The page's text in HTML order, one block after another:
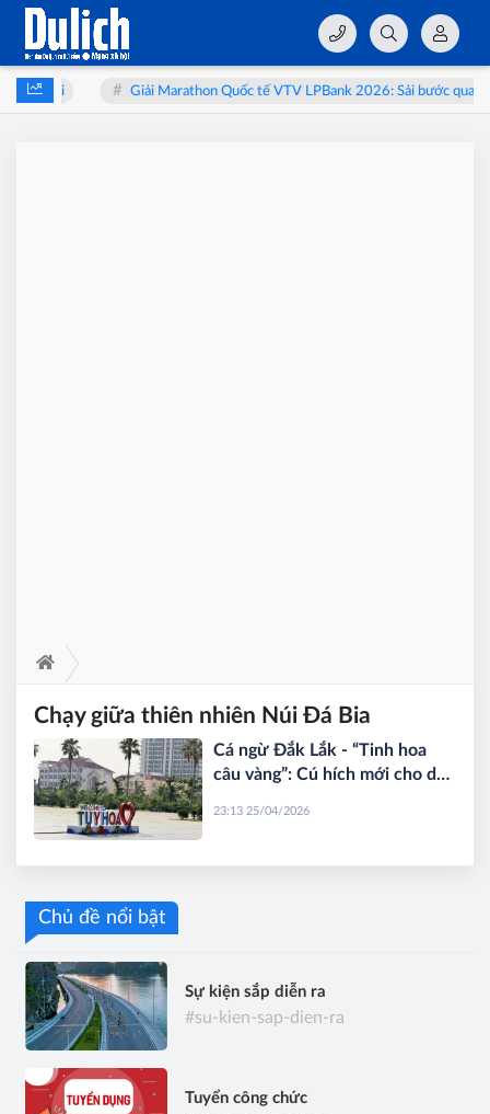
thai Giải Marathon Quốc tế VTV LPBank 2026: Sải bước qua
Chạy giữa thiên nhiên Núi Đá Bia
Cá ngừ Đắk Lắk - “Tinh hoa
câu vàng”: Cú hích mới cho du
23:13 25/04/2026
Chủ đề nổi bật
Sự kiện sắp diễn ra
#su-kien-sap-dien-ra
Tuyển công chức